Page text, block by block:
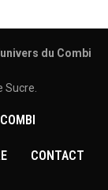
du Combi
Sucre
CONTACT